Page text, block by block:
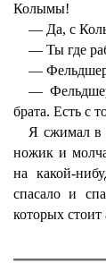
Колымы!
— Да, с
— Ты где
—
—
брата. Есть с
Я сжимал в
ножик и
на какой-
спасало и
которых стоит